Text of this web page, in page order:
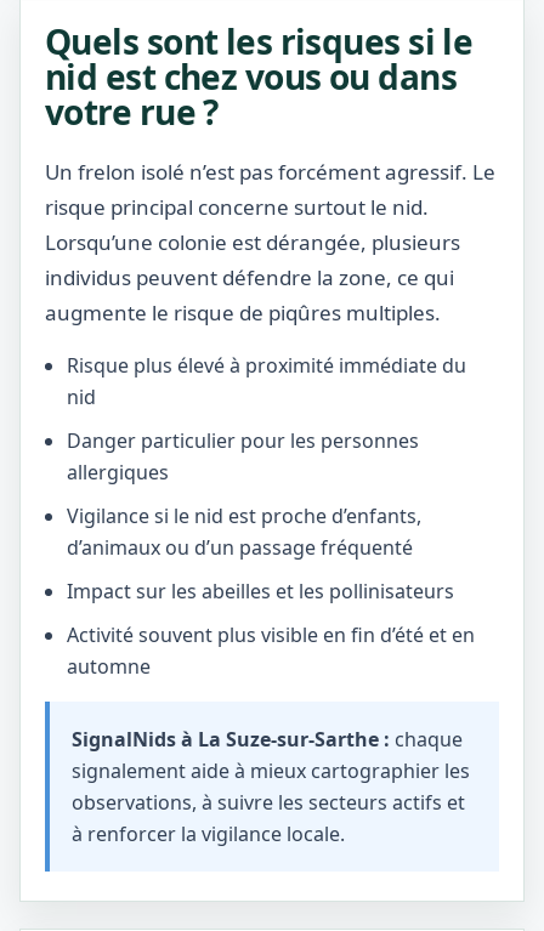
Quels sont les risques si le
nid est chez vous ou dans
votre rue ?
Un frelon isolé n’est pas forcément agressif. Le
risque principal concerne surtout le nid.
Lorsqu’une colonie est dérangée, plusieurs
individus peuvent défendre la zone, ce qui
augmente le risque de piqûres multiples.
Risque plus élevé à proximité immédiate du
nid
Danger particulier pour les personnes
allergiques
Vigilance si le nid est proche d’enfants,
d’animaux ou d’un passage fréquenté
Impact sur les abeilles et les pollinisateurs
Activité souvent plus visible en fin d’été et en
automne
SignalNids à La Suze-sur-Sarthe : chaque
signalement aide à mieux cartographier les
observations, à suivre les secteurs actifs et
à renforcer la vigilance locale.